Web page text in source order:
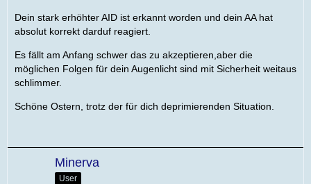
Dein stark erhöhter AID ist erkannt worden und dein AA hat
absolut korrekt darduf reagiert.
Es fällt am Anfang schwer das zu akzeptieren,aber die
möglichen Folgen für dein Augenlicht sind mit Sicherheit weitaus
schlimmer.
Schöne Ostern, trotz der für dich deprimierenden Situation.
Minerva
User